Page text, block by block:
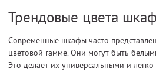
Трендовые цвета
Современные шкафы часто
цветовой гамме. Они могут быть
Это делает их универсальными и